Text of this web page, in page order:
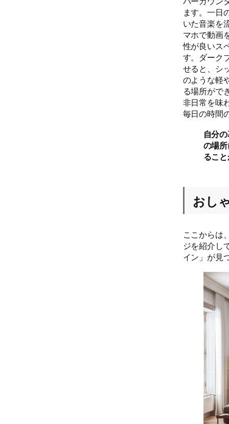
ます。一日
いた音楽を
マホで動画
性が良いス
す。ダーク
せると、シ
のような軽
る場所がで
非日常を味
毎日の時間
自分
の場
るこ
おし
ここからは
ジを紹介し
イン」が見